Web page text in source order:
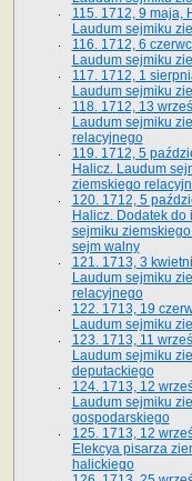
115. 1712, 9 maja,
Laudum sejmiku
116. 1712, 6
Laudum sejmiku
117. 1712, 1
Laudum sejmiku
118. 1712, 13
Laudum sejmiku
relacyjnego
119. 1712, 5
Halicz. Laudum
ziemskiego
120. 1712, 5
Halicz. Dodatek do
sejmiku ziemskiego
sejm walny
121. 1713, 3
Laudum sejmiku
relacyjnego
122. 1713, 19
Laudum sejmiku
123. 1713, 11
Laudum sejmiku
deputackiego
124. 1713, 12
Laudum sejmiku
gospodarskiego
125. 1713, 12
Elekcya pisarza
halickiego